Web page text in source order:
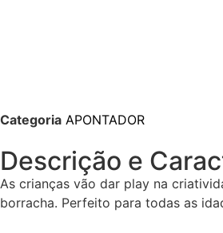
Categoria APONTADOR
Descrição e
As crianças vão dar play na
borracha. Perfeito para todas as